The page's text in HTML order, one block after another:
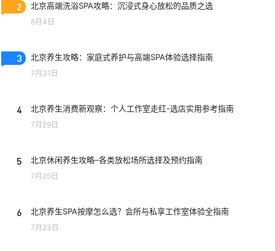
2 北京高端洗浴SPA攻略：沉浸式身心放松的品质之选
8月4日
3 北京养生攻略：家庭式养护与高端SPA体验选择指南
7月31日
4 北京养生消费新观察：个人工作室走红-选店实用参考指南
7月29日
5 北京休闲养生攻略–各类放松场所选择及预约指南
7月25日
6 北京养生SPA按摩怎么选？会所与私享工作室体验全指南
7月23日